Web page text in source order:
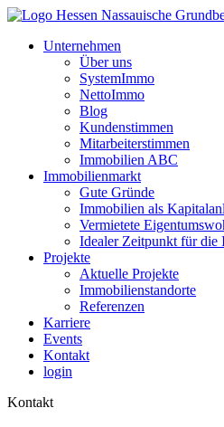
Unternehmen
Über uns
SystemImmo
NettoImmo
Blog
Kundenstimmen
Mitarbeiterstimmen
Immobilien ABC
Immobilienmarkt
Gute Gründe
Immobilien als
Vermietete
Idealer Zeitpunkt für die
Projekte
Aktuelle Projekte
Immobilienstandorte
Referenzen
Karriere
Events
Kontakt
login
Kontakt